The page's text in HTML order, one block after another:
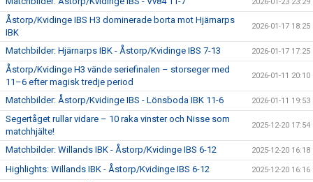
Åstorp/Kvidinge IBS H3 dominerade borta mot Hjärnarps
IBK
2026-01-17 18:25
Matchbilder: Hjärnarps IBK - Åstorp/Kvidinge IBS 7-13 2026-01-17 17:25
Åstorp/Kvidinge H3 vände seriefinalen – storseger med
11–6 efter magisk tredje period
2026-01-11 20:10
Matchbilder: Åstorp/Kvidinge IBS - Lönsboda IBK 11-6 2026-01-11 19:53
Segertåget rullar vidare – 10 raka vinster och Nisse som
matchhjälte!
2025-12-20 17:54
Matchbilder: Willands IBK - Åstorp/Kvidinge IBS 6-12 2025-12-20 16:18
Highlights: Willands IBK - Åstorp/Kvidinge IBS 6-12 2025-12-20 16:16